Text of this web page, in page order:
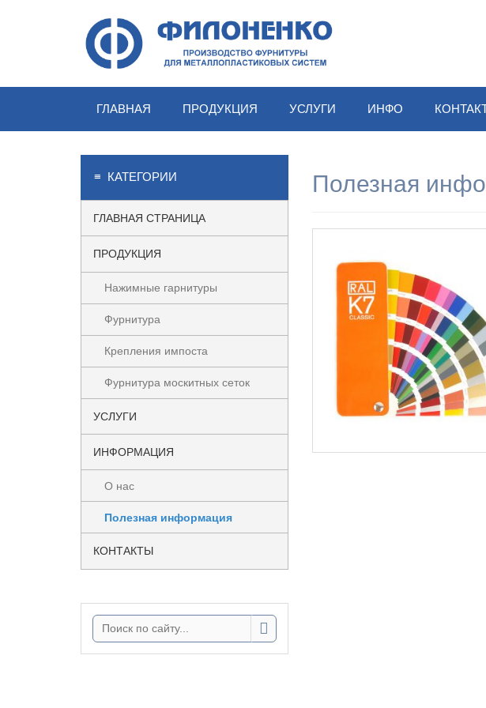
ГЛАВНАЯ ПРОДУКЦИЯ УСЛУГИ ИНФО
≡ КАТЕГОРИИ
ГЛАВНАЯ СТРАНИЦА
ПРОДУКЦИЯ
Нажимные гарнитуры
Фурнитура
Крепления импоста
Фурнитура москитных сеток
УСЛУГИ
ИНФОРМАЦИЯ
О нас
Полезная информация
КОНТАКТЫ
Полезная
Поиск: